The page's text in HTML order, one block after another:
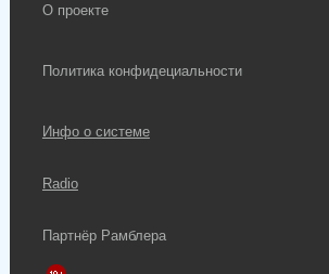
О проекте
Политика конфидециальности
Инфо о системе
Radio
Партнёр Рамблера